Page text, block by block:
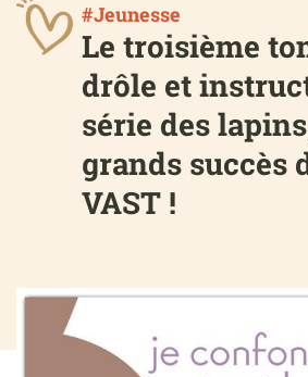
#Jeunesse
Le troisième
drôle et
série des
grands succès
VAST !